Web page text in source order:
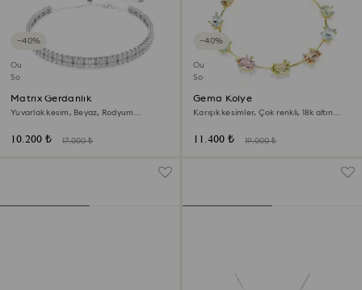
−40%
Outlet
Son Şans
Matrix Gerdanlık
Yuvarlak kesim, Beyaz, Rodyum
10.200 ₺ 17.000 ₺
−40%
Outlet
Son Şans
Gema Kolye
Karışık kesimler, Çok renkli, 18k altın
11.400 ₺ 19.000 ₺